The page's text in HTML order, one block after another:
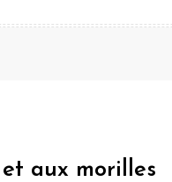
aux morilles